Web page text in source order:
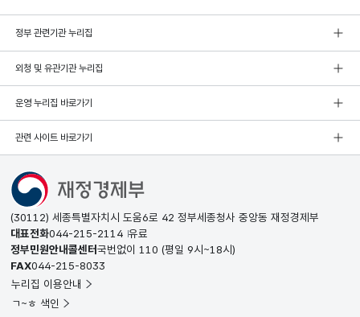
정부 관련기관 누리집
외청 및 유관기관 누리집
운영 누리집 바로가기
관련 사이트 바로가기
(30112) 세종특별자치시 도움6로 42 정부세종청사 중앙동 재정경제부
대표전화044-215-2114 유료
정부민원안내콜센터국번없이 110 (평일 9시~18시)
FAX044-215-8033
누리집 이용안내
ㄱ~ㅎ 색인